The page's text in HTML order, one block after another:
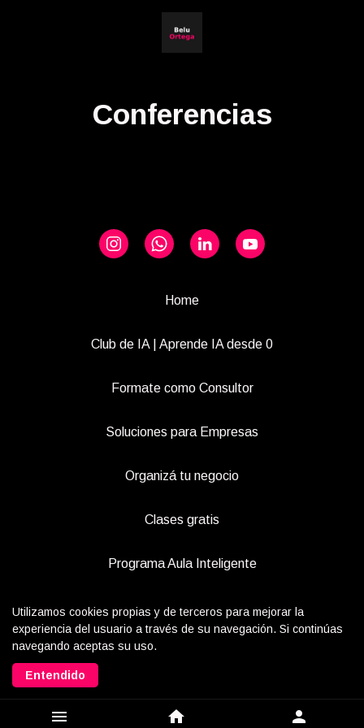
menu home person
Conferencias
Home
Club de IA | Aprende IA desde 0
Formate como Consultor
Soluciones para Empresas
Organizá tu negocio
Clases gratis
Programa Aula Inteligente
Prensa & Medios
Utilizamos cookies propias y de terceros para mejorar la
experiencia del usuario a través de su navegación. Si continúas
navegando aceptas su uso.
Entendido